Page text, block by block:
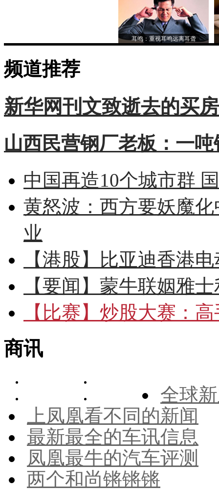
耳鸣：重视耳鸣远离耳聋
频道推荐
新华网刊文致逝去的买
山西民营钢厂老板：一
中国再造10个城市群
黄怒波：西方要妖魔
业
【港股】
比亚迪香港
【要闻】 蒙牛联姻雅
【比赛】 炒股大赛：高
商讯
全球
上凤凰看不同的新闻
最新最全的车讯信息
凤凰最牛的汽车评测
两个和尚锵锵锵